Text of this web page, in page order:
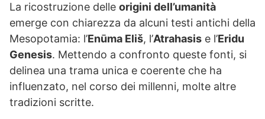
La ricostruzione delle origini dell’umanità
emerge con chiarezza da alcuni testi antichi della
Mesopotamia: l’Enūma Eliš, l’Atrahasis e l’Eridu
Genesis. Mettendo a confronto queste fonti, si
delinea una trama unica e coerente che ha
influenzato, nel corso dei millenni, molte altre
tradizioni scritte.